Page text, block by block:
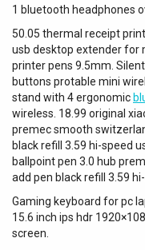
1 bluetooth headphones
50.05 thermal receipt
usb desktop extender for
printer pens 9.5mm.
buttons protable mini
stand with 4 ergonomic
wireless. 18.99 original
premec smooth
black refill 3.59 hi-speed
ballpoint pen 3.0 hub
add pen black refill 3.59
Gaming keyboard for pc
15.6 inch ips hdr
screen.